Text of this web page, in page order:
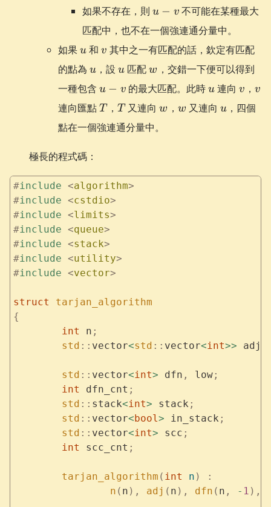
如果不存在，則 u-
u − v 不可能在某種最大
匹配中，也不在一個強連通分量中。
如果u
u 和 v
v 其中之一有匹配的話，欽定有匹配
的點為 u
u ，設 u
u 匹配w
w ，交錯一下便可以得到
一種包含 u-
u − v 的最大匹配。此時u
u 連向v
v ， v
v
連向匯點T
T ， T
T 又連向w
w ， w
w 又連向u
u ，四個
點在一個強連通分量中。
極長的程式碼：
#include <algorithm>
#include <cstdio>
#include <limits>
#include <queue>
#include <stack>
#include <utility>
#include <vector>
struct tarjan_algorithm
{
	int
n ;
	std
:: vector<std :: vector<int>> adj
	std
:: vector<int> dfn , low;
	int
dfn_cnt ;
	std
:: stack<int> stack ;
	std
:: vector< bool> in_stack ;
	std
:: vector<int> scc ;
	int
scc_cnt ;
	tarjan_algorithm
( int n )
:
		n
( n ), adj ( n ), dfn ( n , - 1 ),